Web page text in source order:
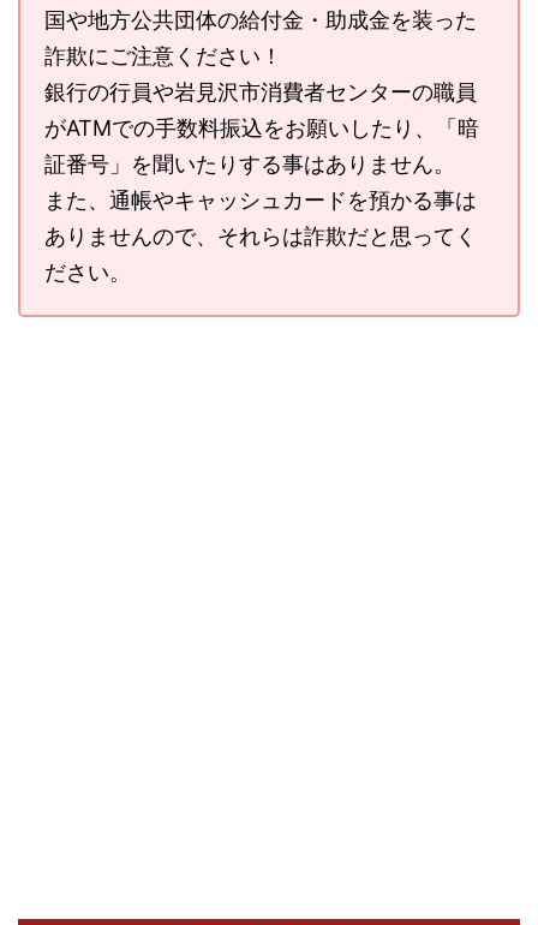
国や地方公共団体の給付金・助成金を装った
詐欺にご注意ください！
銀行の行員や岩見沢市消費者センターの職員
がATMでの手数料振込をお願いしたり、「暗
証番号」を聞いたりする事はありません。
また、通帳やキャッシュカードを預かる事は
ありませんので、それらは詐欺だと思ってく
ださい。